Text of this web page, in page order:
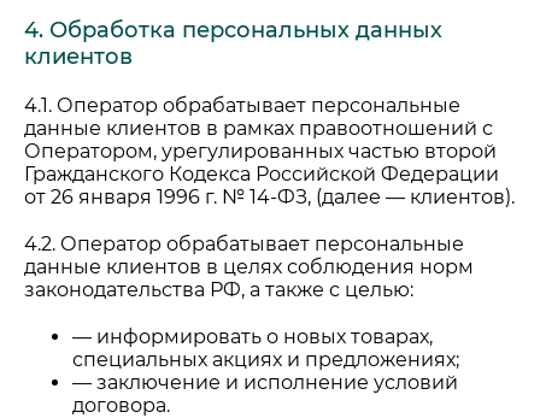
4. Обработка персональных данных
клиентов
4.1. Оператор обрабатывает персональные
данные клиентов в рамках правоотношений с
Оператором, урегулированных частью второй
Гражданского Кодекса Российской Федерации
от 26 января 1996 г. № 14-ФЗ, (далее — клиентов).
4.2. Оператор обрабатывает персональные
данные клиентов в целях соблюдения норм
законодательства РФ, а также с целью:
— информировать о новых товарах,
специальных акциях и предложениях;
— заключение и исполнение условий
договора.